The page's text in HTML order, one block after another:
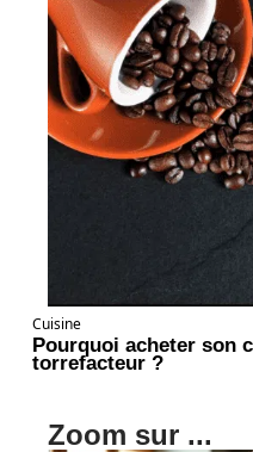
Cuisine
Pourquoi acheter son
torrefacteur ?
Zoom sur ...